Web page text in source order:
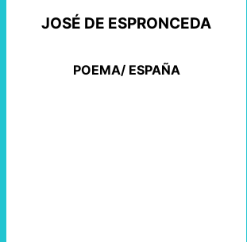
JOSÉ DE ESPRONCEDA
POEMA/ ESPAÑA